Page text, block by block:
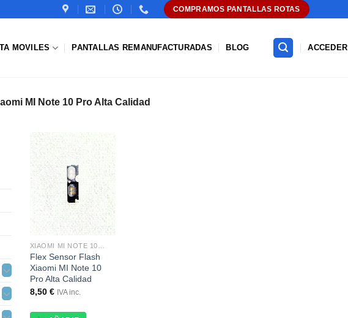
COMPRAMOS PANTALLAS ROTAS
MOVILES PANTALLAS REMANUFACTURADAS BLOG ACCEDER
MI Note 10 Pro Alta Calidad
a la
lista de
deseos
XIAOMI MI NOTE 10 PRO
Flex Sensor Flash
Xiaomi MI Note 10
Pro Alta Calidad
8,50 € IVA inc.